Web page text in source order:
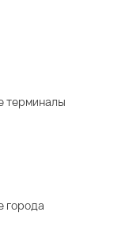
терминалы
города